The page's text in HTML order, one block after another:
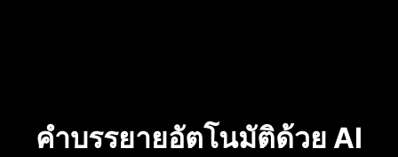
คำบรรยายอัตโนมัติด้วย AI